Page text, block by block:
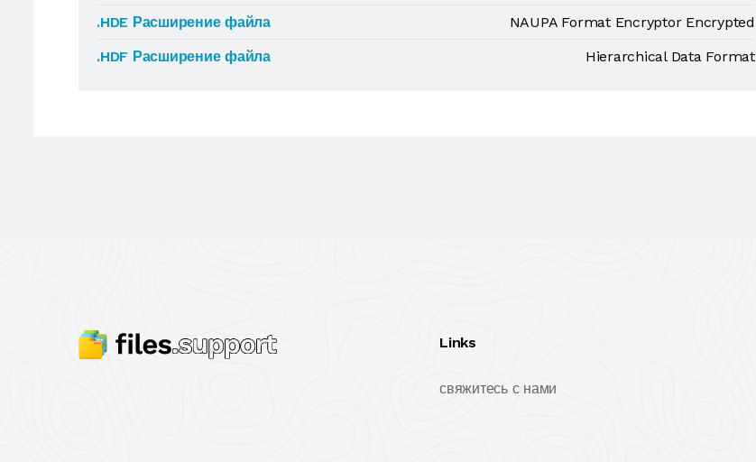
.HDE Расширение файла
NAUPA Format Encryptor Encrypted
.HDF Расширение файла
Hierarchical Data Format
Links
свяжитесь с нами